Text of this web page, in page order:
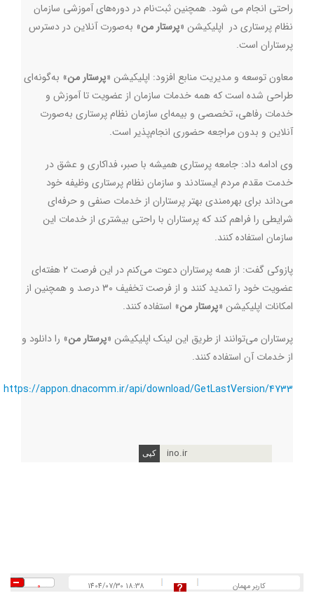
راحتی انجام می شود. همچنین ثبت‌نام در دوره‌های آموزشی سازمان
نظام پرستاری در اپلیکیشن «پرستار من» به‌صورت آنلاین در دسترس
پرستاران است.
معاون توسعه و مدیریت منابع افزود: اپلیکیشن «پرستار من» به‌گونه‌ای
طراحی شده است که همه خدمات سازمان از عضویت تا آموزش و
خدمات رفاهی، تخصصی و بیمه‌ای سازمان نظام پرستاری به‌صورت
آنلاین و بدون مراجعه حضوری انجام‌پذیر است.
وی ادامه داد: جامعه پرستاری همیشه با صبر، فداکاری و عشق در
خدمت مقدم مردم ایستادند و سازمان نظام پرستاری وظیفه خود
می‌داند برای بهره‌مندی بهتر پرستاران از خدمات صنفی و حرفه‌ای
شرایطی را فراهم کند که پرستاران با راحتی بیشتری از خدمات این
سازمان استفاده کنند.
پازوکی گفت: از همه پرستاران دعوت می‌کنم در این فرصت ۲ هفته‌ای
عضویت خود را تمدید کنند و از فرصت تخفیف ۳۰ درصد و همچنین از
امکانات اپلیکیشن «پرستار من» استفاده کنند.
پرستاران می‌توانند از طریق این لینک اپلیکیشن «پرستار من» را دانلود و
از خدمات آن استفاده کنند.
https://appon.dnacomm.ir/api/download/GetLastVersion/4733
ino.ir
کاربر مهمان 1404/07/30 18:38
0